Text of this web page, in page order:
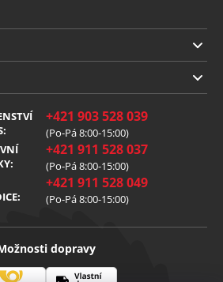
+421 903 528 039
(Po-Pá 8:00-15:00)
+421 911 528 037
(Po-Pá 8:00-15:00)
+421 911 528 049
(Po-Pá 8:00-15:00)
dopravy